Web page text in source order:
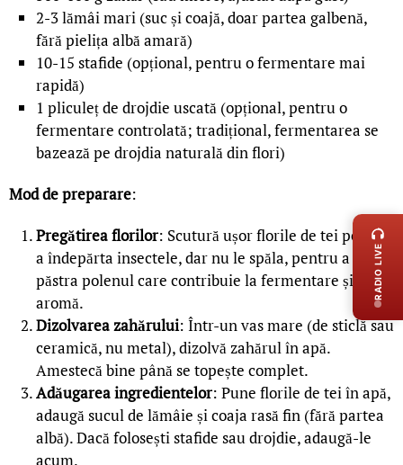
2-3 lămâi mari (suc și coajă, doar partea galbenă,
fără pielița albă amară)
10-15 stafide (opțional, pentru o fermentare mai
rapidă)
1 pliculeț de drojdie uscată (opțional, pentru o
fermentare controlată; tradițional, fermentarea se
bazează pe drojdia naturală din flori)
Mod de preparare:
Pregătirea florilor: Scutură ușor florile de tei pentru
a îndepărta insectele, dar nu le spăla, pentru a
păstra polenul care contribuie la fermentare și
aromă.
Dizolvarea zahărului: Într-un vas mare (de sticlă sau
ceramică, nu metal), dizolvă zahărul în apă.
Amestecă bine până se topește complet.
Adăugarea ingredientelor: Pune florile de tei în apă,
adaugă sucul de lămâie și coaja rasă fin (fără partea
albă). Dacă folosești stafide sau drojdie, adaugă-le
acum.
RADIO LIVE